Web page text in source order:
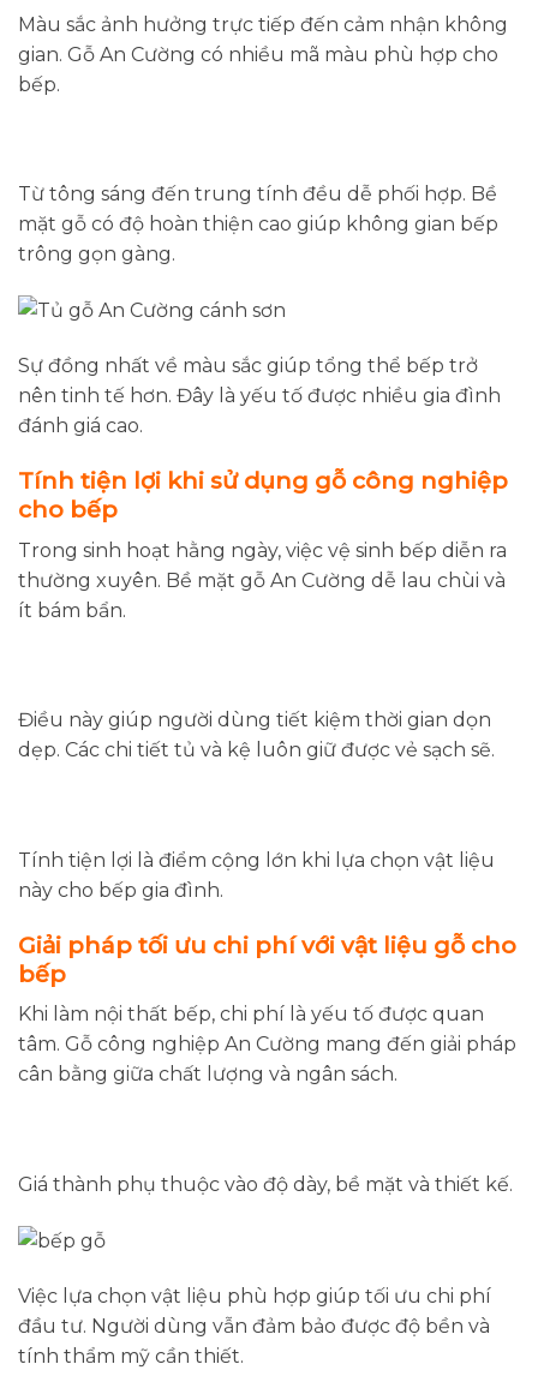
Màu sắc ảnh hưởng trực tiếp đến cảm nhận không
gian. Gỗ An Cường có nhiều mã màu phù hợp cho
bếp.
Từ tông sáng đến trung tính đều dễ phối hợp. Bề
mặt gỗ có độ hoàn thiện cao giúp không gian bếp
trông gọn gàng.
Sự đồng nhất về màu sắc giúp tổng thể bếp trở
nên tinh tế hơn. Đây là yếu tố được nhiều gia đình
đánh giá cao.
Tính tiện lợi khi sử dụng gỗ công nghiệp
cho bếp
Trong sinh hoạt hằng ngày, việc vệ sinh bếp diễn ra
thường xuyên. Bề mặt gỗ An Cường dễ lau chùi và
ít bám bẩn.
Điều này giúp người dùng tiết kiệm thời gian dọn
dẹp. Các chi tiết tủ và kệ luôn giữ được vẻ sạch sẽ.
Tính tiện lợi là điểm cộng lớn khi lựa chọn vật liệu
này cho bếp gia đình.
Giải pháp tối ưu chi phí với vật liệu gỗ cho
bếp
Khi làm nội thất bếp, chi phí là yếu tố được quan
tâm. Gỗ công nghiệp An Cường mang đến giải pháp
cân bằng giữa chất lượng và ngân sách.
Giá thành phụ thuộc vào độ dày, bề mặt và thiết kế.
Việc lựa chọn vật liệu phù hợp giúp tối ưu chi phí
đầu tư. Người dùng vẫn đảm bảo được độ bền và
tính thẩm mỹ cần thiết.